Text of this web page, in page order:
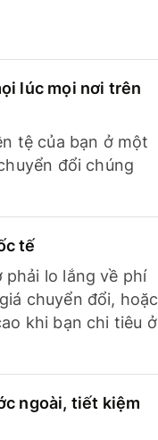
lúc mọi nơi trên
tệ của bạn ở một
đổi chúng
tế
phải lo lắng về phí
chuyển đổi, hoặc
khi bạn chi tiêu ở
ngoài, tiết kiệm